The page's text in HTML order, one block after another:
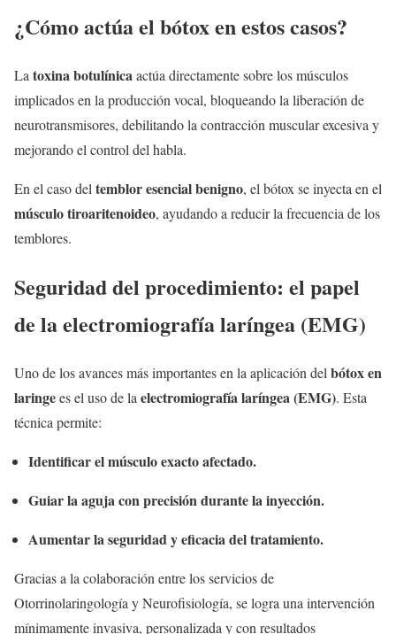
¿Cómo actúa el bótox en estos casos?
La toxina botulínicaactúa directamente sobre los músculos
implicados en la producción vocal, bloqueando la liberación de
neurotransmisores, debilitando la contracción muscular excesiva y
mejorando el control del habla.
En el caso del temblor esencial benigno, el bótox se inyecta en el
músculo tiroaritenoideo, ayudando a reducir la frecuencia de los
temblores.
Seguridad del procedimiento: el papel
de la electromiografía laríngea (EMG)
Uno de los avances más importantes en la aplicación del bótox en
laringees el uso de la electromiografía laríngea (EMG). Esta
técnica permite:
Identificar el músculo exacto afectado.
Guiar la aguja con precisión durante la inyección.
Aumentar la seguridad y eficacia del tratamiento.
Gracias a la colaboración entre los servicios de
Otorrinolaringología y Neurofisiología, se logra una intervención
mínimamente invasiva, personalizada y con resultados